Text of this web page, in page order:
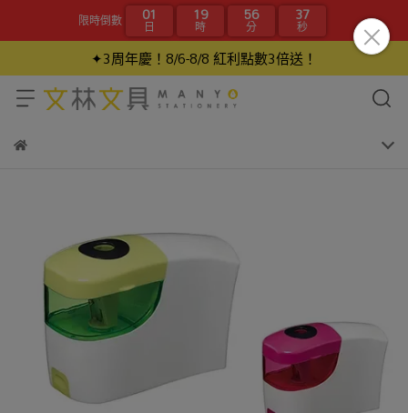
限時倒數 01
日 19
時 56
分 37
秒
✦3周年慶！8/6-8/8 紅利點數3倍送！